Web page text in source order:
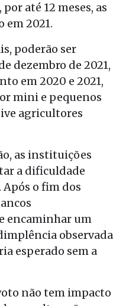
até 12 meses, as
em 2021.
poderão ser
dezembro de 2021,
em 2020 e 2021,
mini e pequenos
agricultores
as instituições
a dificuldade
o fim dos
encaminhar um
observada
esperado sem a
não tem impacto